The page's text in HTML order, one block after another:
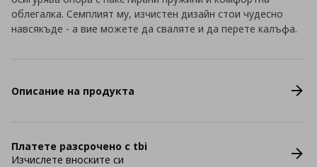
облегалка. Семплият му, изчистен дизайн стои чудесно
навсякъде - а вие можете да сваляте и да перете калъфа.
Описание на продукта
Платете разсрочено с tbi
Изчислете вноските си